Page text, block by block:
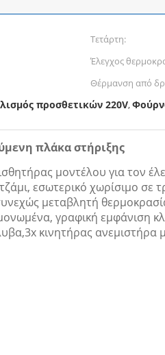
Τετάρτη:
Έλεγχος
Θέρμανση από
200°:
προσθετικών 220V,
πλάκα στήριξης
μοντέλου για τον
εσωτερικό χωρίσιμο σε
μεταβλητή
γραφική εμφάνιση
κινητήρας ανεμιστήρα